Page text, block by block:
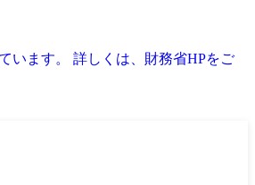
います。 詳しくは、財務省HPをご